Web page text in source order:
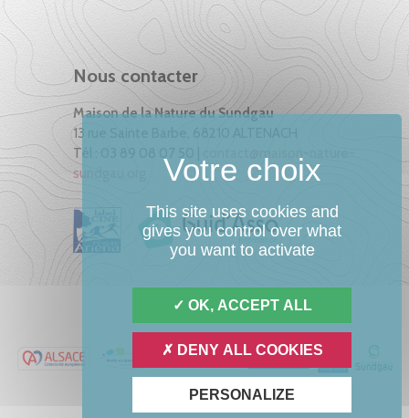
Nous contacter
Maison de la Nature du Sundgau
13 rue Sainte Barbe, 68210 ALTENACH
Tél : 03 89 08 07 50 |
sundgau.org
This site uses cookies and
gives you control over what
you want to activate
OK, ACCEPT ALL
DENY ALL COOKIES
PERSONALIZE